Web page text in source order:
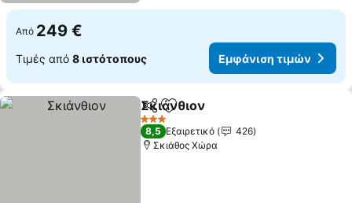
Από 249 €
Τιμές από 8 ιστότοπους Εμφάνιση τιμών
Κοινοποίηση
Προσθήκη στα αγαπημένα
Σκιάνθιον
3 Αστέρια
8,5 Εξαιρετικό
426
Σκιάθος Χώρα